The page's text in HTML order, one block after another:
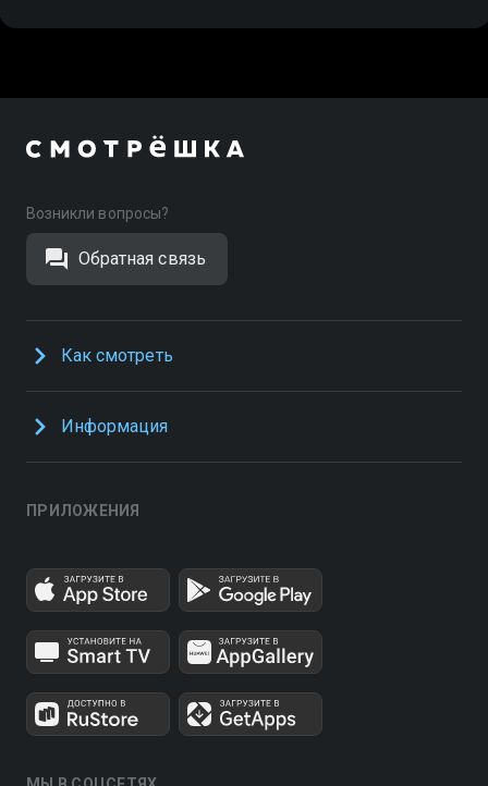
Возникли вопросы?
Обратная связь
Как смотреть
Информация
ПРИЛОЖЕНИЯ